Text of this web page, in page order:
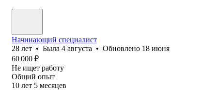
Начинающий специалист
28 лет • Была 4 августа • Обновлено 18 июня
60 000 ₽
Не ищет работу
Общий опыт
10 лет 5 месяцев